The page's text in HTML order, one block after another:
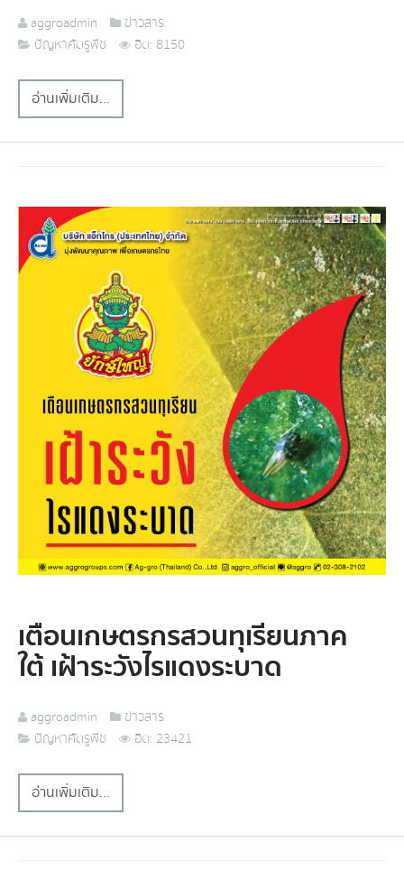
aggroadmin
ข่าวสาร
ปัญหาศัตรูพืช
ฮิต: 8150
อ่านเพิ่มเติม...
เตือนเกษตรกรสวนทุเรียนภาค
ใต้ เฝ้าระวังไรแดงระบาด
aggroadmin
ข่าวสาร
ปัญหาศัตรูพืช
ฮิต: 23421
อ่านเพิ่มเติม...